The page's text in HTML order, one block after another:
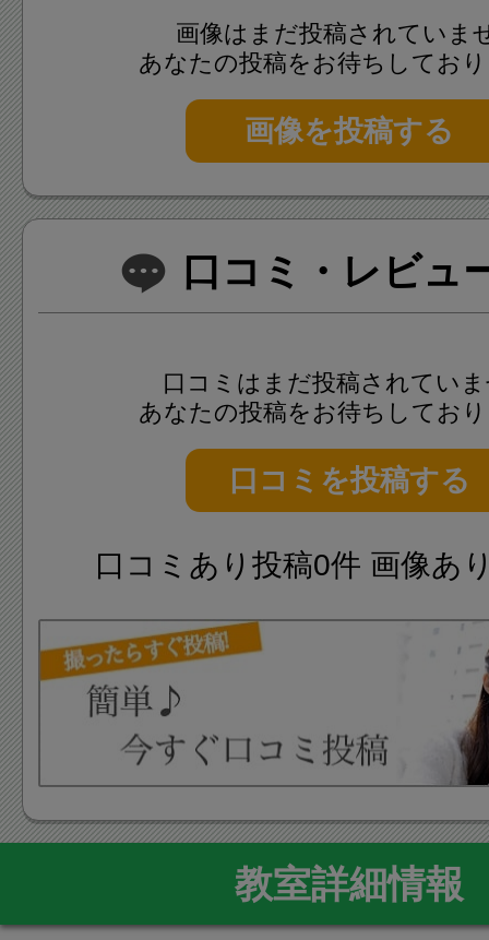
画像はまだ投稿されていま
あなたの投稿をお待ちしてお
画像を投稿する
口コミ・レビュ
口コミはまだ投稿されてい
あなたの投稿をお待ちしてお
口コミを投稿する
口コミあり投稿0件 画像あ
教室詳細情報